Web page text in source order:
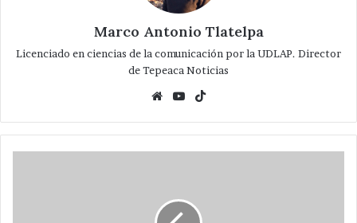
Marco Antonio Tlatelpa
Licenciado en ciencias de la comunicación por la UDLAP. Director
de Tepeaca Noticias
WebsiteYouTube